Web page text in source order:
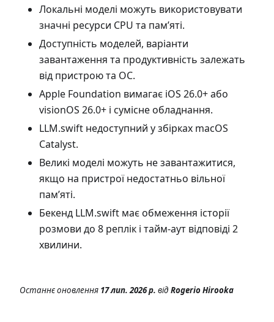
Локальні моделі можуть використовувати
значні ресурси CPU та пам’яті.
Доступність моделей, варіанти
завантаження та продуктивність залежать
від пристрою та ОС.
Apple Foundation вимагає iOS 26.0+ або
visionOS 26.0+ і сумісне обладнання.
LLM.swift недоступний у збірках macOS
Catalyst.
Великі моделі можуть не завантажитися,
якщо на пристрої недостатньо вільної
пам’яті.
Бекенд LLM.swift має обмеження історії
розмови до 8 реплік і тайм-аут відповіді 2
хвилини.
Останнє оновлення 17 лип. 2026 р. від Rogerio Hirooka